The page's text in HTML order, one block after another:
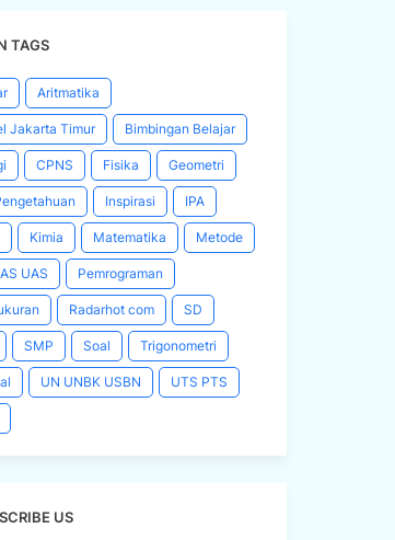
TAGS
Aritmatika
Jakarta Timur Bimbingan Belajar
CPNS Fisika Geometri
Inspirasi IPA
Kimia Matematika Metode
UAS Pemrograman
Radarhot com SD
SMP Soal Trigonometri
UN UNBK USBN UTS PTS
US